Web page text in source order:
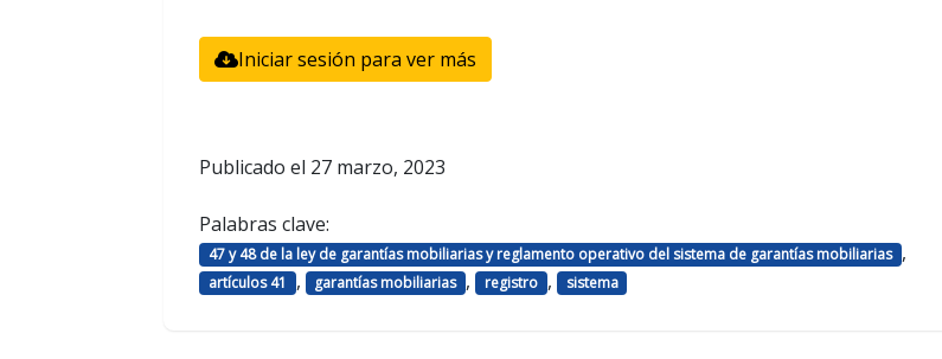
Iniciar sesión para ver más
Publicado el 27 marzo, 2023
Palabras clave:
47 y 48 de la ley de garantías mobiliarias y reglamento operativo del sistema de garantías mobiliarias ,
artículos 41 , garantías mobiliarias , registro , sistema